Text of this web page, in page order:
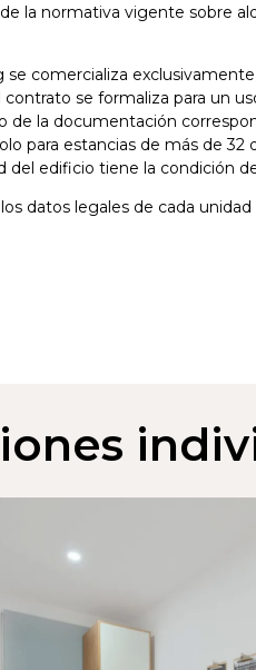
la normativa vigente sobre
se comercializa
contrato se formaliza para un
de la documentación
para estancias de más de 32
del edificio tiene la condición
datos legales de cada unidad